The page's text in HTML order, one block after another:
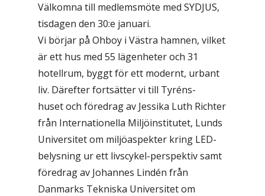
Välkomna till medlemsmöte med SYDJUS,
tisdagen den 30:e januari.
Vi börjar på Ohboy i Västra hamnen, vilket
är ett hus med 55 lägenheter och 31
hotellrum, byggt för ett modernt, urbant
liv. Därefter fortsätter vi till Tyréns-
huset och föredrag av Jessika Luth Richter
från Internationella Miljöinstitutet, Lunds
Universitet om miljöaspekter kring LED-
belysning ur ett livscykel-perspektiv samt
föredrag av Johannes Lindén från
Danmarks Tekniska Universitet om